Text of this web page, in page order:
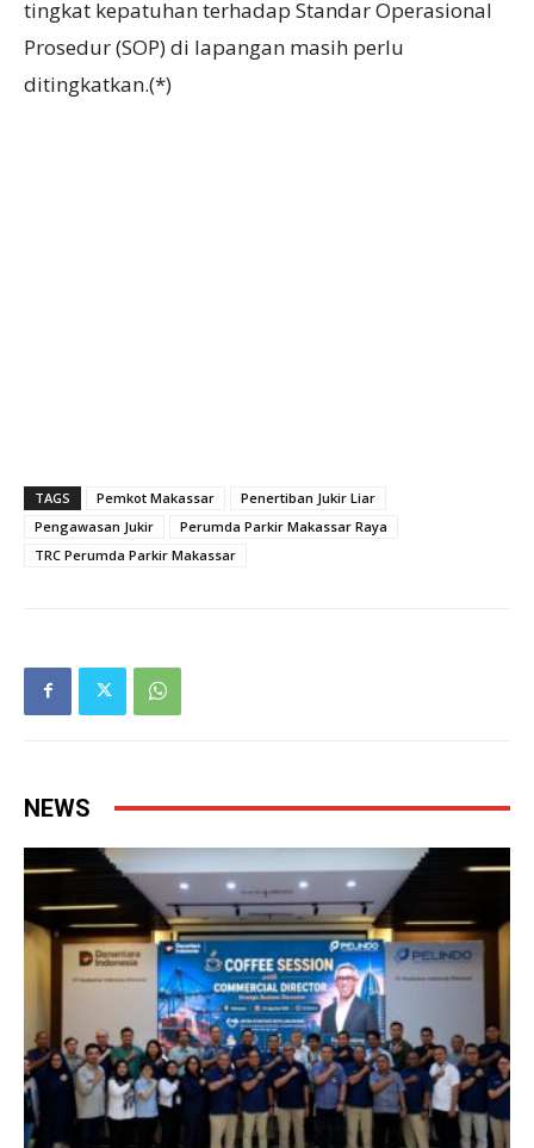
tingkat kepatuhan terhadap Standar Operasional
Prosedur (SOP) di lapangan masih perlu
ditingkatkan.(*)
TAGS Pemkot Makassar
Penertiban Jukir Liar
Pengawasan Jukir
Perumda Parkir Makassar Raya
TRC Perumda Parkir Makassar
NEWS